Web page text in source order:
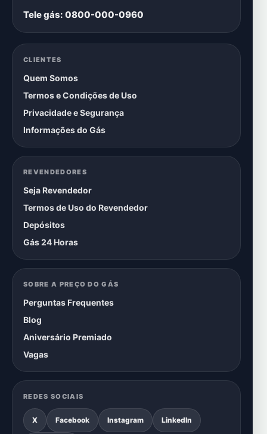
Tele gás: 0800-000-0960
CLIENTES
Quem Somos
Termos e Condições de Uso
Privacidade e Segurança
Informações do Gás
REVENDEDORES
Seja Revendedor
Termos de Uso do Revendedor
Depósitos
Gás 24 Horas
SOBRE A PREÇO DO GÁS
Perguntas Frequentes
Blog
Aniversário Premiado
Vagas
REDES SOCIAIS
X Facebook Instagram LinkedIn